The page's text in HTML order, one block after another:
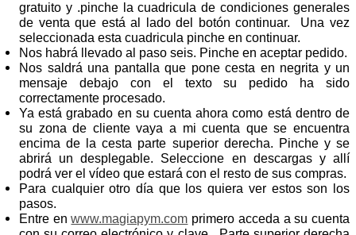
gratuito y .pinche la cuadricula de condiciones generales
de venta que está al lado del botón continuar. Una vez
seleccionada esta cuadricula pinche en continuar.
Nos habrá llevado al paso seis. Pinche en aceptar pedido.
Nos saldrá una pantalla que pone cesta en negrita y un
mensaje debajo con el texto su pedido ha sido
correctamente procesado.
Ya está grabado en su cuenta ahora como está dentro de
su zona de cliente vaya a mi cuenta que se encuentra
encima de la cesta parte superior derecha. Pinche y se
abrirá un desplegable. Seleccione en descargas y allí
podrá ver el vídeo que estará con el resto de sus compras.
Para cualquier otro día que los quiera ver estos son los
pasos.
Entre enwww.magiapym.com primero acceda a su cuenta